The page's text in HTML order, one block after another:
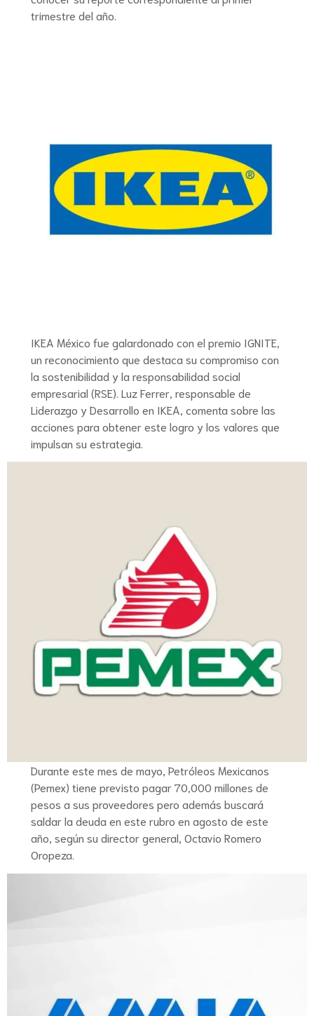
trimestre del año.
IKEA México fue galardonado con el premio IGNITE,
un reconocimiento que destaca su compromiso con
la sostenibilidad y la responsabilidad social
empresarial (RSE). Luz Ferrer, responsable de
Liderazgo y Desarrollo en IKEA, comenta sobre las
acciones para obtener este logro y los valores que
impulsan su estrategia.
Durante este mes de mayo, Petróleos Mexicanos
(Pemex) tiene previsto pagar 70,000 millones de
pesos a sus proveedores pero además buscará
saldar la deuda en este rubro en agosto de este
año, según su director general, Octavio Romero
Oropeza.